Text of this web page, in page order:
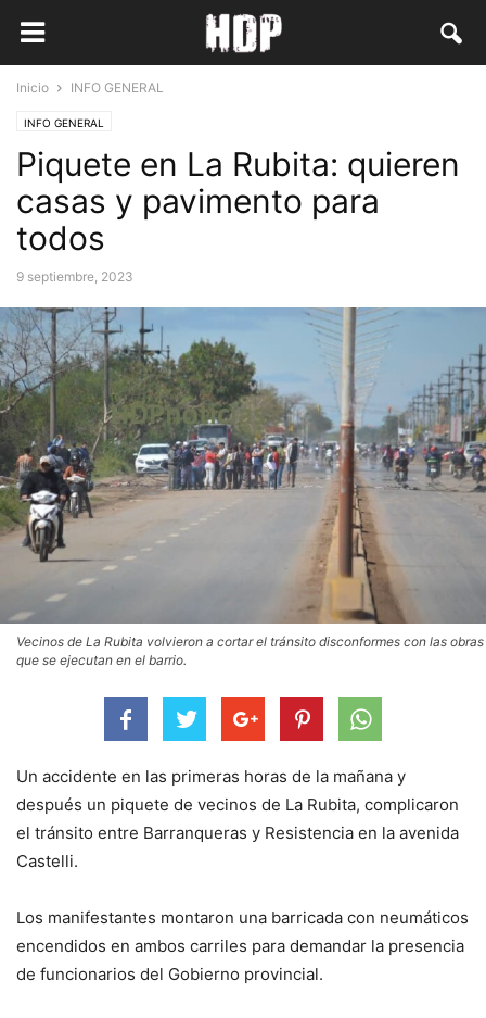
Inicio INFO GENERAL
INFO GENERAL
Piquete en La Rubita: quieren
casas y pavimento para
todos
9 septiembre, 2023
Vecinos de La Rubita volvieron a cortar el tránsito disconformes con las obras
que se ejecutan en el barrio.
Un accidente en las primeras horas de la mañana y
después un piquete de vecinos de La Rubita, complicaron
el tránsito entre Barranqueras y Resistencia en la avenida
Castelli.
Los manifestantes montaron una barricada con neumáticos
encendidos en ambos carriles para demandar la presencia
de funcionarios del Gobierno provincial.